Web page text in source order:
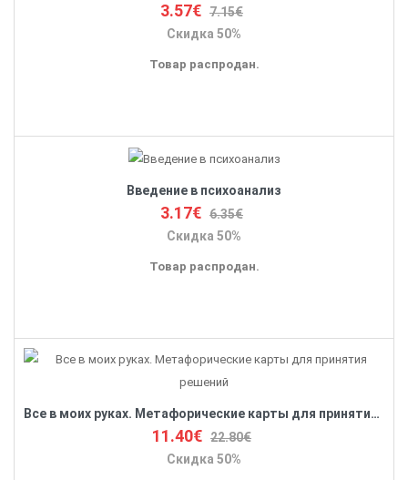
3.57€ 7.15€
Скидка 50%
Товар распродан.
Введение в психоанализ
3.17€ 6.35€
Скидка 50%
Товар распродан.
Все в моих руках. Метафорические карты для принятия решений
11.40€ 22.80€
Скидка 50%